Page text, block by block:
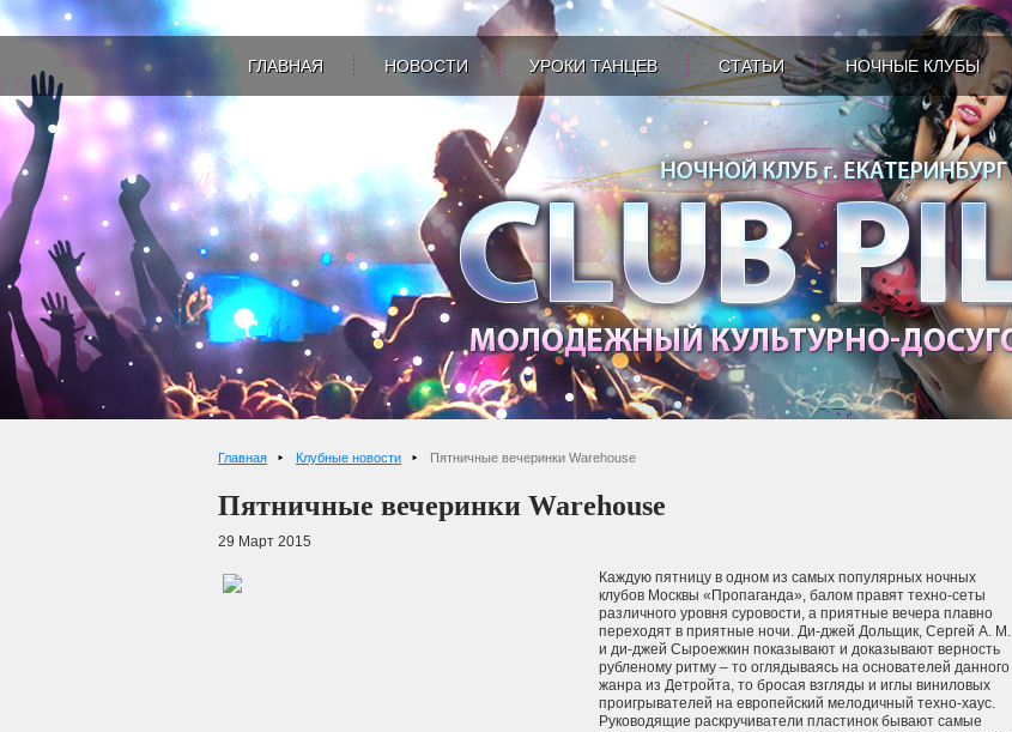
ГЛАВНАЯ НОВОСТИ УРОКИ ТАНЦЕВ СТАТЬИ НОЧНЫЕ КЛУБЫ
Главная Клубные новости Пятничные вечеринки Warehouse
Пятничные вечеринки Warehouse
29 Март 2015
Каждую пятницу в одном из самых популярных ночных
клубов Москвы «Пропаганда», балом правят техно-сеты
различного уровня суровости, а приятные вечера плавно
переходят в приятные ночи. Ди-джей Дольщик, Сергей А. М.
и ди-джей Сыроежкин показывают и доказывают верность
рубленому ритму – то оглядываясь на основателей данного
жанра из Детройта, то бросая взгляды и иглы виниловых
проигрывателей на европейский мелодичный техно-хаус.
Руководящие раскручиватели пластинок бывают самые